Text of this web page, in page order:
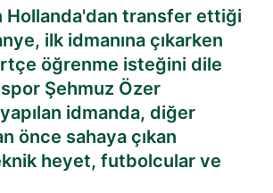
Hollanda'dan transfer ettiği
ilk idmanına çıkarken
öğrenme isteğini dile
Şehmuz Özer
idmanda, diğer
önce sahaya çıkan
heyet, futbolcular ve